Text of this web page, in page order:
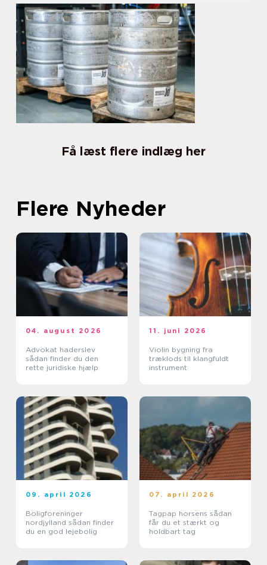
Få læst flere indlæg her
Flere Nyheder
04. august 2026
Advokat haderslev
sådan finder du den
rette juridiske hjælp
11. juni 2026
Violin bygning fra
træklods til klangfuldt
instrument
09. april 2026
Boligforeninger
nordjylland sådan finder
du en god lejebolig
07. april 2026
Tagpap horsens sådan
får du et stærkt og
holdbart tag